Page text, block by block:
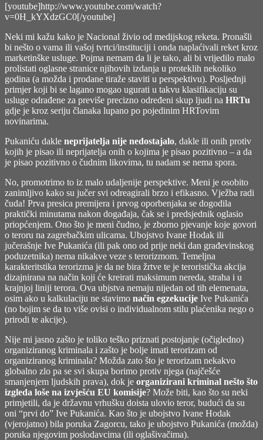
[youtube]http://www.youtube.com/watch?
v=0H_kYXdzGC0[/youtube]
Neki mi kažu kako je Nacional živio od medijskog reketa. Pronašli
bi nešto o vama ili vašoj tvrtci/instituciji i onda naplaćivali reket kroz
marketinške usluge. Pojma nemam da li je tako, ali bi vrijedilo malo
prolistati oglasne stranice njihovih izdanja u proteklih nekoliko
godina (a možda i prodane tiraže staviti u perspektivu). Posljednji
primjer koji bi se lagano mogao ugurati u takvu klasifikaciju su
usluge odrađene za previše precizno određeni skup ljudi na HRTu
gdje je kroz seriju članaka lupano po pojedinim HRTovim
novinarima.
Pukaniću dakle neprijatelja nije nedostajalo, dakle ili onih protiv
kojih je pisao ili neprijatelja onih o kojima je pisao pozitivno – a da
je pisao pozitivno o čudnim likovima, tu nadam se nema spora.
No, promotrimo to iz malo udaljenije perspektive. Meni je osobito
zanimljivo kako su jučer svi odreagirali brzo i efikasno. Vježba radi
čuda! Prva presica premijera i prvog oporbenjaka se dogodila
praktički minutama nakon događaja, čak se i predsjednik oglasio
priopćenjem. Ono što je meni čudno, je zborno pjevanje koje govori
o teroru na zagrebačkim ulicama. Ubojstvo Ivane Hodak ili
jučerašnje Ive Pukanića (ili pak ono od prije neki dan građevinskog
poduzetnika) nema nikakve veze s terorizmom. Temeljna
karakteritstika terorizma je da ne bira žrtve te je teroristička akcija
dizajnirana na način koji će kreirati maksimum nereda, straha i u
krajnjoj liniji terora. Ova ubjstva nemaju nijedan od tih elemenata,
osim ako u kalkulaciju ne stavimo način egzekucije Ive Pukanića
(no bojim se da to više ovisi o individualnom stilu plaćenika nego o
prirodi te akcije).
Nije mi jasno zašto je toliko teško priznati postojanje (očigledno)
organiziranog kriminala i zašto je bolje imati terorizam od
organiziranog kriminala? Možda zato što je terorizam nekakvo
globalno zlo pa se svi skupa borimo protiv njega (najčešće
smanjenjem ljudskih prava), dok je organizirani kriminal nešto što
izgleda loše na izvješću EU komisije? Može biti, kao što su neki
primjetili, da je državnu vrhušku doista ulovio teror, budući da su
oni “prvi do” Ive Pukanića. Kao što je ubojstvo Ivane Hodak
(vjerojatno) bila poruka Zagorcu, tako je ubojstvo Pukanića (možda)
poruka njegovim poslodavcima (ili oglašivačima).